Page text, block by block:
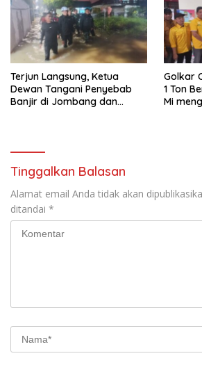
Terjun Langsung, Ketua
Dewan Tangani Penyebab
Banjir di Jombang dan
Golkar
1 Ton
Mi
Tinggalkan Balasan
Alamat email Anda tidak akan
ditandai *